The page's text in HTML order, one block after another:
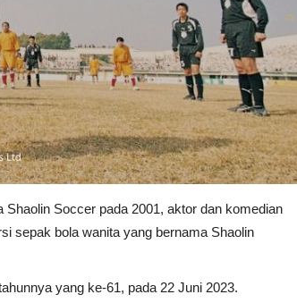
Soccer pada 2001, aktor dan komedian
sepak bola wanita yang bernama Shaolin
yang ke-61, pada 22 Juni 2023.